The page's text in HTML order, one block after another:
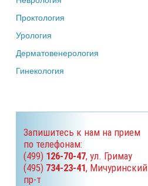
Проктология
Урология
Дерматовенерология
Гинекология
Запишитесь к нам на прием
по телефонам:
(499) 126-70-47, ул. Гримау
(495) 734-23-41, Мичуринский
пр-т